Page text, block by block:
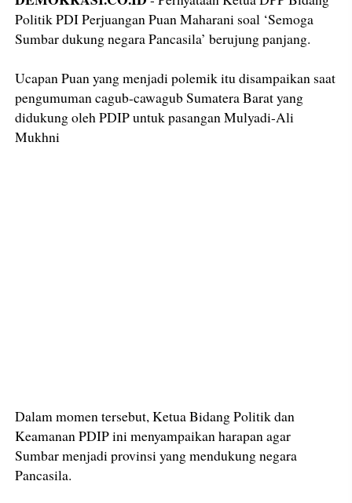
Politik PDI Perjuangan Puan Maharani soal ‘Semoga
Sumbar dukung negara Pancasila’ berujung panjang.
Ucapan Puan yang menjadi polemik itu disampaikan saat
pengumuman cagub-cawagub Sumatera Barat yang
didukung oleh PDIP untuk pasangan Mulyadi-Ali
Mukhni
Dalam momen tersebut, Ketua Bidang Politik dan
Keamanan PDIP ini menyampaikan harapan agar
Sumbar menjadi provinsi yang mendukung negara
Pancasila.